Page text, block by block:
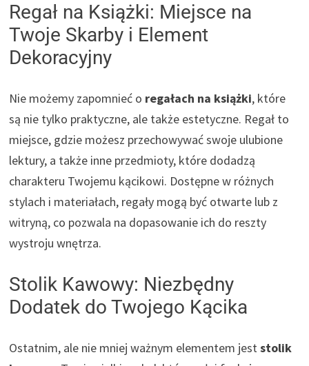
Regał na Książki: Miejsce na
Twoje Skarby i Element
Dekoracyjny
Nie możemy zapomnieć o regałach na książki, które
są nie tylko praktyczne, ale także estetyczne. Regał to
miejsce, gdzie możesz przechowywać swoje ulubione
lektury, a także inne przedmioty, które dodadzą
charakteru Twojemu kącikowi. Dostępne w różnych
stylach i materiałach, regały mogą być otwarte lub z
witryną, co pozwala na dopasowanie ich do reszty
wystroju wnętrza.
Stolik Kawowy: Niezbędny
Dodatek do Twojego Kącika
Ostatnim, ale nie mniej ważnym elementem jeststolik